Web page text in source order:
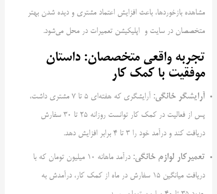
مشاهده بازخوردها، باعث افزایش اعتماد مشتری و دیده شدن بهتر
متخصصان در سایت و اپلیکیشن تعمیرات در محل می‌شود.
تجربه واقعی متخصصان: داستان
موفقیت با کمک‌ کار
آرایشگر خانگی:
آرایشگری که هفته‌ای ۵ تا ۷ مشتری داشت،
پس از فعالیت در کمک‌ کار توانست روزانه ۲۵ تا ۳۰ سفارش
دریافت کند و درآمد خود را ۳ تا ۴ برابر افزایش دهد.
تعمیرکار لوازم خانگی:
درآمد ماهانه ۱۰ میلیون تومان که با
دریافت میانگین ۱۵ سفارش در ماه از کمک‌ کار، درآمدش به